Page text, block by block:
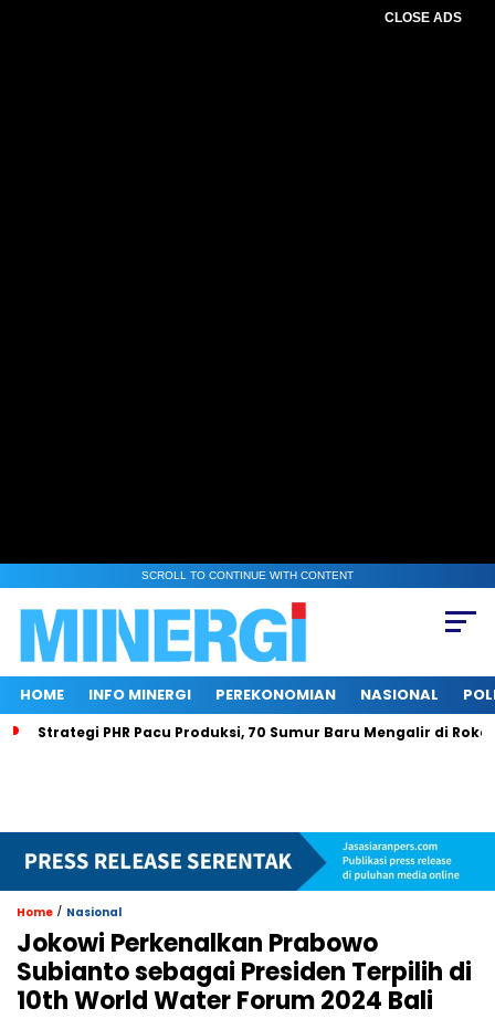
CLOSE ADS
SCROLL TO CONTINUE WITH CONTENT
HOME INFO MINERGI PEREKONOMIAN NASIONAL
Strategi PHR Pacu Produksi, 70 Sumur Baru Mengalir di
Home / Nasional
Jokowi Perkenalkan Prabowo
Subianto sebagai Presiden Terpilih di
10th World Water Forum 2024 Bali